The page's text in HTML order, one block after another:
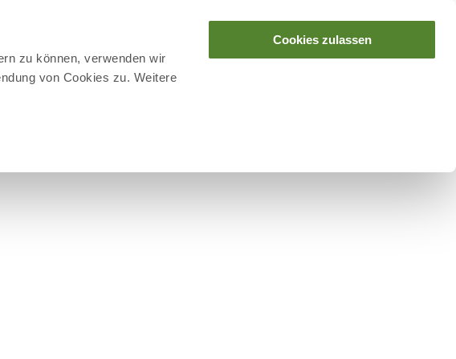
zu können, verwenden wir
von Cookies zu. Weitere
Cookies zulassen